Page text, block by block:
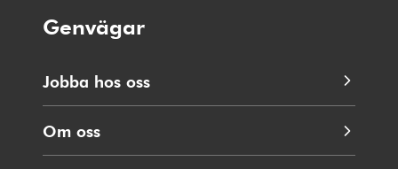
Genvägar
Jobba hos oss
Om oss